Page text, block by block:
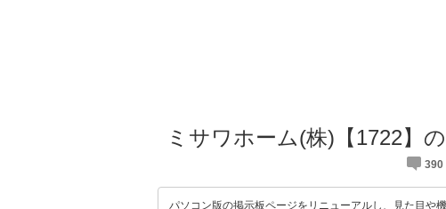
ミサワホーム(株)【1722】
390
パソコン版の掲示板ページをリニューアルし、見た目や